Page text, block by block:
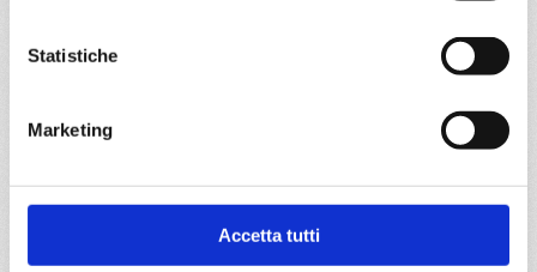
Statistiche
Marketing
Accetta tutti
daValenciaconMSC Sinfonia